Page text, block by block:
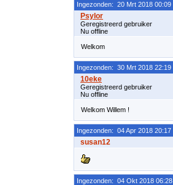
Ingezonden: 20 Mrt 2018 00:09
Geregistreerd gebruiker
Nu offline
Welkom
Ingezonden: 30 Mrt 2018 22:19
Geregistreerd gebruiker
Nu offline
Welkom Willem !
Ingezonden: 04 Apr 2018 20:17
susan12
Ingezonden: 04 Okt 2018 06:28